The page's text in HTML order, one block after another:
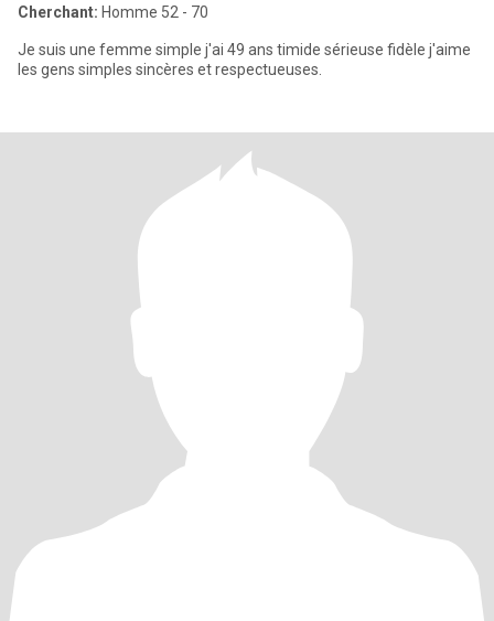
Cherchant: Homme 52 - 70
Je suis une femme simple j'ai 49 ans timide sérieuse fidèle j'aime
les gens simples sincères et respectueuses.